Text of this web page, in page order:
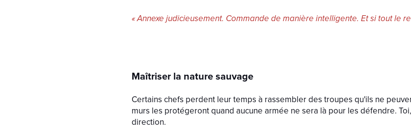
« Annexe judicieusement. Commande de manière intelligente. Et si tout le
Maîtriser la nature sauvage
Certains chefs perdent leur temps à rassembler des troupes qu'ils ne
murs les protégeront quand aucune armée ne sera là pour les défendre.
direction.